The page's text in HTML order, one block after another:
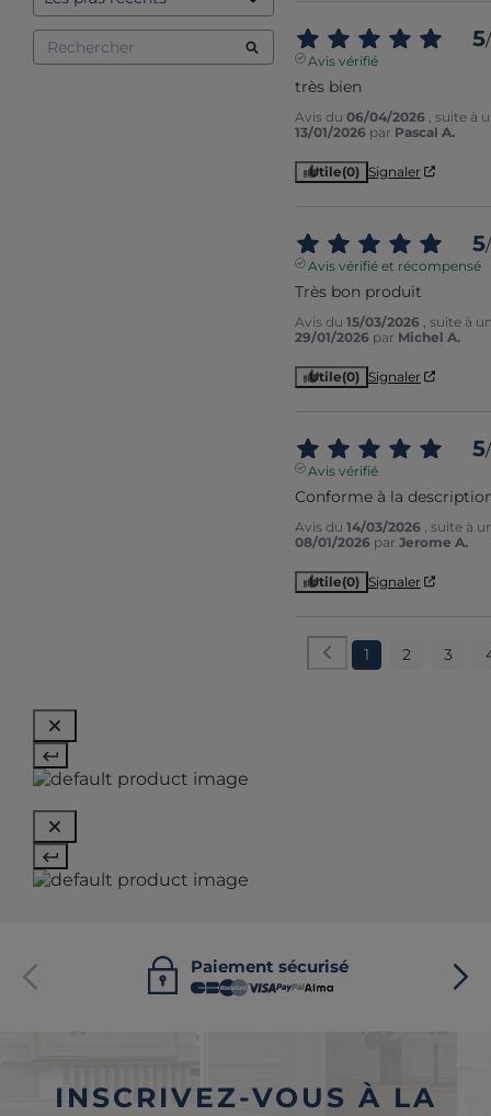
5/
Avis vérifié
très bien
Avis du 06/04/2026
, suite à
13/01/2026 par Pascal A.
Utile(0) Signaler
5/
Avis vérifié et récompensé
Très bon produit
Avis du 15/03/2026
, suite à
29/01/2026 par Michel A.
Utile(0) Signaler
5/
Avis vérifié
Conforme à la
Avis du 14/03/2026
, suite à
08/01/2026 par Jerome A.
Utile(0) Signaler
1 2 3
Paiement sécurisé
INSCRIVEZ-VOUS À LA